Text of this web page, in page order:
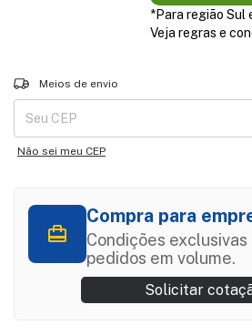
*Para região Sul
Veja regras e
Entregas para o CEP:
Meios de envio
Não sei meu CEP
Compra para
Condições exclusivas
pedidos em volume.
Solicitar